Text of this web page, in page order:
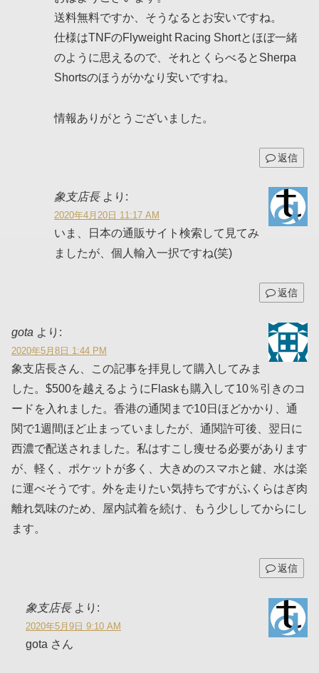
送料無料ですか、そうなるとお安いですね。
仕様はTNFのFlyweight Racing Shortとほぼ一緒
のように思えるので、それとくらべるとSherpa
Shortsのほうがかなり安いですね。
情報ありがとうございました。
返信
象支店長 より:
2020年4月20日 11:17 AM
いま、日本の通販サイト検索して見てみ
ましたが、個人輸入一択ですね(笑)
返信
gota より:
2020年5月8日 1:44 PM
象支店長さん、この記事を拝見して購入してみま
した。$500を越えるようにFlaskも購入して10％引きのコ
ードを入れました。香港の通関まで10日ほどかかり、通
関で1週間ほど止まっていましたが、通関許可後、翌日に
西濃で配送されました。私はすこし痩せる必要があります
が、軽く、ポケットが多く、大きめのスマホと鍵、水は楽
に運べそうです。外を走りたい気持ちですがふくらはぎ肉
離れ気味のため、屋内試着を続け、もう少ししてからにし
ます。
返信
象支店長 より:
2020年5月9日 9:10 AM
gota さん